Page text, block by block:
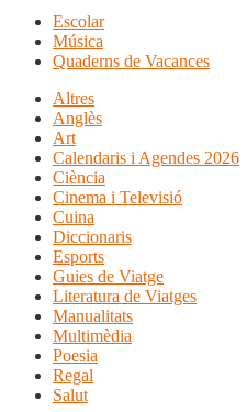
Escolar
Música
Quaderns de Vacances
Altres
Anglès
Art
Calendaris i Agendes 2026
Ciència
Cinema i Televisió
Cuina
Diccionaris
Esports
Guies de Viatge
Literatura de Viatges
Manualitats
Multimèdia
Poesia
Regal
Salut